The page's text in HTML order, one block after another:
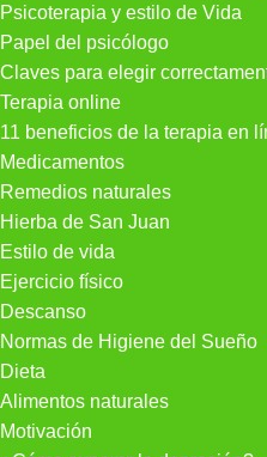
Psicoterapia y estilo de Vida
Papel del psicólogo
Claves para elegir
Terapia online
11 beneficios de la terapia en
Medicamentos
Remedios naturales
Hierba de San Juan
Estilo de vida
Ejercicio físico
Descanso
Normas de Higiene del Sueño
Dieta
Alimentos naturales
Motivación